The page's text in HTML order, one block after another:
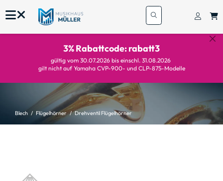
3% Rabattcode: rabatt3
gültig vom 30.07.2026 bis einschl. 31.08.2026
gilt nicht auf Yamaha CVP-900- und CLP-875-Modelle
Blech Flügelhörner Drehventil Flügelhörner